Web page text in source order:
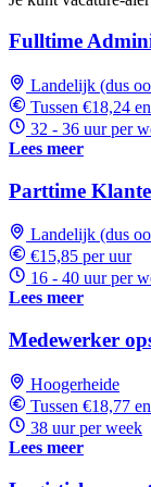
ignore
this
field
Fulltime
Landelijk (dus
Tussen €18,24
32 - 36 uur per
Lees meer
Parttime
Landelijk (dus
€15,85 per uur
16 - 40 uur per
Lees meer
Medewerker
Hoogerheide
Tussen €18,77
38 uur per week
Lees meer